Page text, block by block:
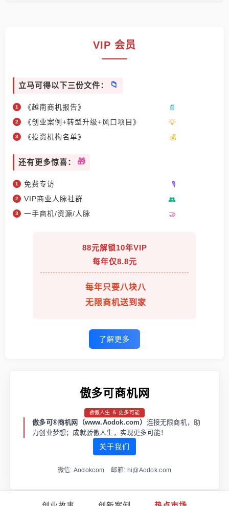
VIP 会员
立马可得以下三份文件：
《越南商机报告》
《创业案例+转型升级+风口项目》
《投资机构名单》
还有更多惊喜：
免费专访
VIP商业人脉社群
一手商机/资源/人脉
88元解锁10年VIP
每年仅8.8元
每年只要八块八
无限商机送到家
了解更多
傲多可商机网
骄傲人生 ＆ 更多可能
傲多可®商机网（www.Aodok.com） 连接无限商机，助
力创业梦想；成就骄傲人生，实现更多可能！
关于我们
微信: Aodokcom 邮箱: hi@Aodok.com